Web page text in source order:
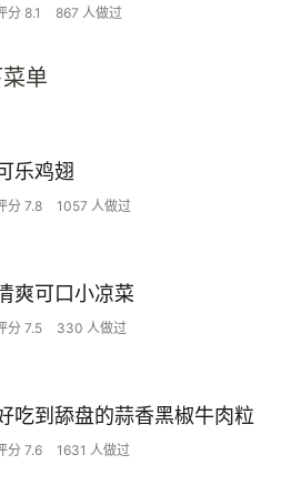
分 8.1 867 人做过
单
乐鸡翅
分 7.8 1057 人做过
爽可口小凉菜
分 7.5 330 人做过
吃到舔盘的蒜香黑椒牛肉粒
分 7.6 1631 人做过